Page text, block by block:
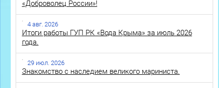
«Доброволец России»!
4 авг. 2026
Итоги работы ГУП РК «Вода Крыма» за июль 2026
года.
29 июл. 2026
Знакомство с наследием великого мариниста.